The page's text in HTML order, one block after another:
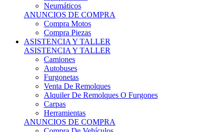
ANUNCIOS DE COMPRA
Compra Motos
Compra Piezas
ASISTENCIA Y TALLER
ASISTENCIA Y TALLER
Camiones
Autobuses
Furgonetas
Venta De Remolques
Alquiler De Remolques O Furgones
Carpas
Herramientas
ANUNCIOS DE COMPRA
Compra De Vehículos
Compra De Herramientas